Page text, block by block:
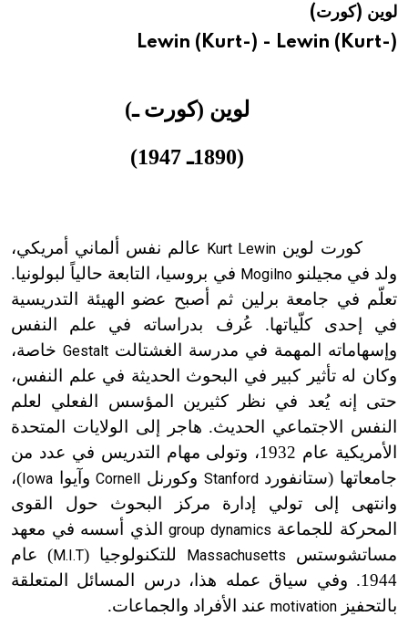
هيئة الموسوعة العربية تطلق موسوعات جديدة في عام 2026لوين (كورت)
Lewin (Kurt-) - Lewin (Kurt-)
لوين (كورت ـ)
(1890ـ 1947)
كورت لوين Kurt Lewin عالم نفس ألماني أمريكي،
ولد في مجيلنوMogilno في بروسيا، التابعة حالياً لبولونيا.
تعلّم في جامعة برلين ثم أصبح عضو الهيئة التدريسية
في إحدى كلّياتها. عُرف بدراساته في علم النفس
وإسهاماته المهمة في مدرسة الغشتالت Gestalt خاصة،
وكان له تأثير كبير في البحوث الحديثة في علم النفس،
حتى إنه يُعد في نظر كثيرين المؤسس الفعلي لعلم
النفس الاجتماعي الحديث. هاجر إلى الولايات المتحدة
الأمريكية عام 1932، وتولى مهام التدريس في عدد من
جامعاتها (ستانفوردStanford وكورنل Cornellوآيوا Iowa )،
وانتهى إلى تولي إدارة مركز البحوث حول القوى
المحركة للجماعة group dynamicsالذي أسسه في معهد
مساتشوستس
Massachusetts للتكنولوجيا (M.I.T) عام
1944. وفي سياق عمله هذا، درس المسائل المتعلقة
بالتحفيز motivation عند الأفراد والجماعات.